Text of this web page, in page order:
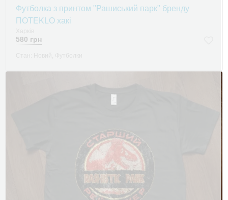
Футболка з принтом "Рашиський парк" бренду
ПOTEKLO хакі
580 грн